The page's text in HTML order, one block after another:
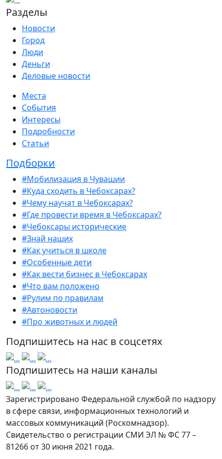
Разделы
Новости
Город
Люди
Деньги
Деловые новости
Места
События
Интересы
Подробности
Статьи
Подборки
#Мобилизация в Чувашии
#Куда сходить в Чебоксарах?
#Чему научат в Чебоксарах?
#Где провести время в Чебоксарах?
#Чебоксары исторические
#Знай наших
#Как учиться в школе
#Особенные дети
#Как вести бизнес в Чебоксарах
#Что вам положено
#Рулим по правилам
#Автоновости
#Про животных и людей
Подпишитесь на нас в соцсетях
Подпишитесь на наши каналы
Зарегистрировано Федеральной службой по надзору
в сфере связи, информационных технологий и
массовых коммуникаций (Роскомнадзор).
Свидетельство о регистрации СМИ ЭЛ № ФС 77 –
81266 от 30 июня 2021 года.